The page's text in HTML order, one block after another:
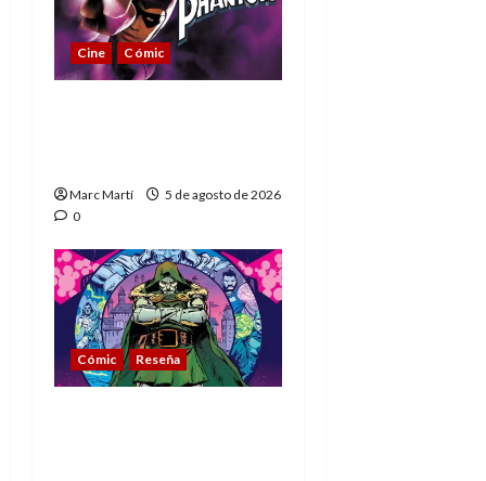
Cine Cómic
Marc Martí
5 de agosto de 2026
0
Cómic Reseña